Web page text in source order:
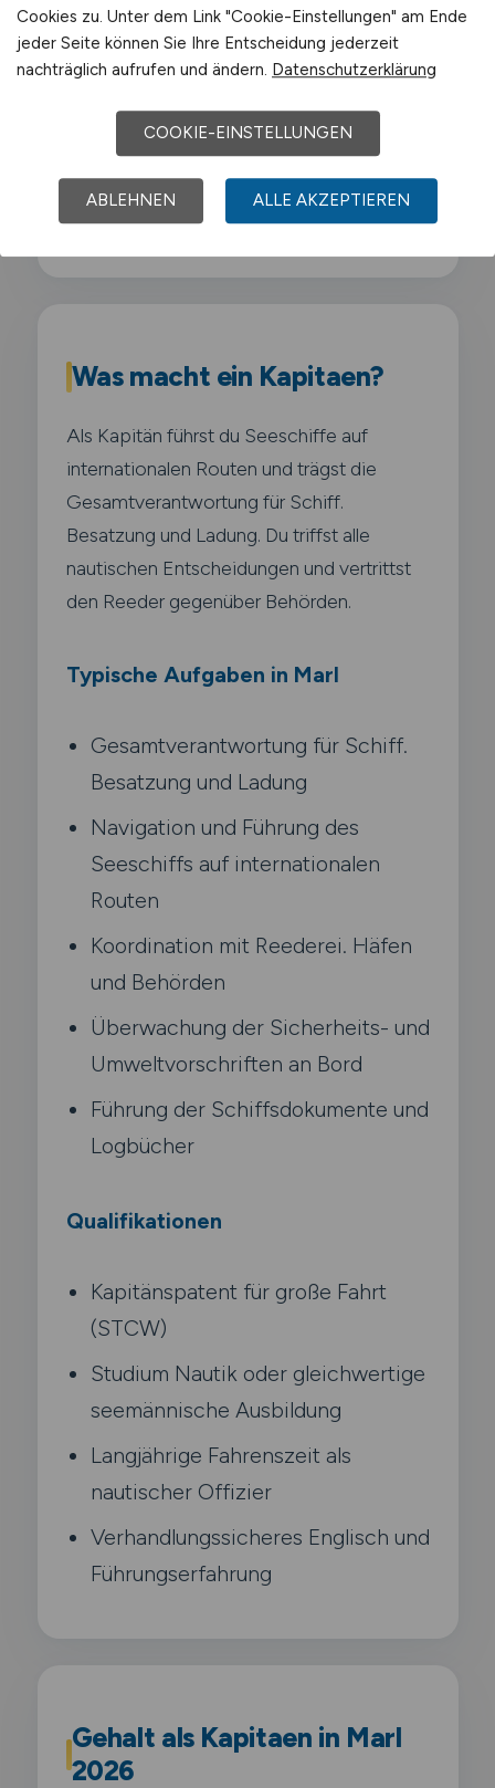
Air Liquide
Schwerpunkt-Gewerbegebiete sind
Chemiepark Marl
Industriegebiet Hüls
Gewerbegebiet Marl-Sinsen,
Gewerbegebiet Brassert
Was macht ein Kapitaen?
Als Kapitän führst du Seeschiffe auf
internationalen Routen und trägst die
Gesamtverantwortung für Schiff.
Besatzung und Ladung. Du triffst alle
nautischen Entscheidungen und vertrittst
den Reeder gegenüber Behörden.
Typische Aufgaben in Marl
Gesamtverantwortung für Schiff.
Besatzung und Ladung
Navigation und Führung des
Seeschiffs auf internationalen
Routen
Koordination mit Reederei. Häfen
und Behörden
Überwachung der Sicherheits- und
Umweltvorschriften an Bord
Führung der Schiffsdokumente und
Logbücher
Qualifikationen
Kapitänspatent für große Fahrt
(STCW)
Studium Nautik oder gleichwertige
seemännische Ausbildung
Langjährige Fahrenszeit als
nautischer Offizier
Verhandlungssicheres Englisch und
Führungserfahrung
Gehalt als Kapitaen in Marl
2026
Cookies zu. Unter dem Link "Cookie-Einstellungen" am Ende
jeder Seite können Sie Ihre Entscheidung jederzeit
nachträglich aufrufen und ändern. Datenschutzerklärung
COOKIE-EINSTELLUNGEN
ABLEHNEN ALLE AKZEPTIEREN